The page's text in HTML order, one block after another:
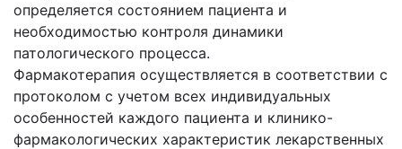
определяется состоянием пациента и
необходимостью контроля динамики
патологического процесса.
Фармакотерапия осуществляется в соответствии с
протоколом с учетом всех индивидуальных
особенностей каждого пациента и клинико-
фармакологических характеристик лекарственных